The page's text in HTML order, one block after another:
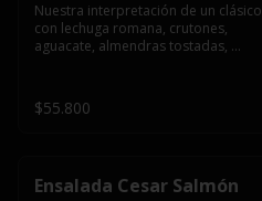
Nuestra interpretación de un clásico
con lechuga romana, crutones,
aguacate, almendras tostadas,
$55.800
Ensalada Cesar Salmón